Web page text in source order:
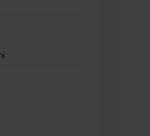
Pro
Pro max
Mini